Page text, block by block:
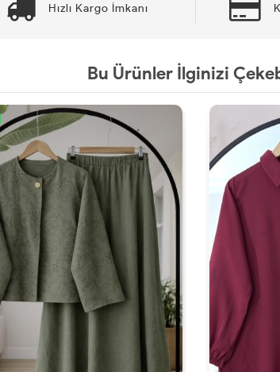
Hızlı Kargo İmkanı
Bu Ürünler İlginizi